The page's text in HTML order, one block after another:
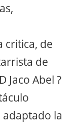
critica, de
de
Jaco Abel ?
la